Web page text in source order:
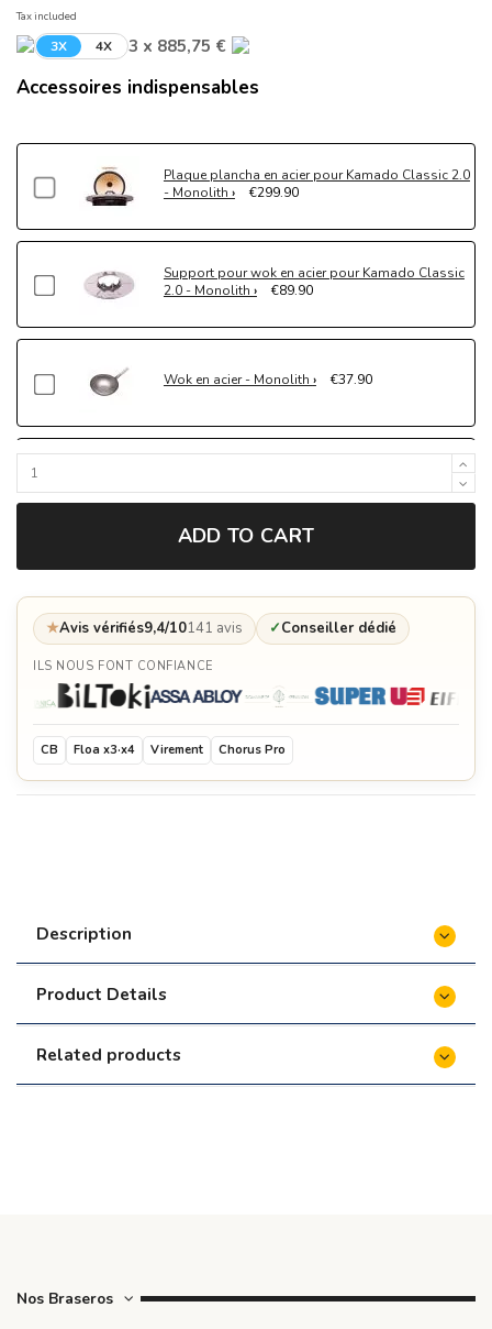
Tax included
3X 4X 3 x 885,75 €
Accessoires indispensables
Plaque plancha en acier pour Kamado Classic 2.0
- Monolith
€299.90
Support pour wok en acier pour Kamado Classic
2.0 - Monolith
€89.90
Wok en acier - Monolith €37.90
Chariot en bois Buggy pour Kamado Classic 2.0
€169.90
Demi grille en fonte pour Kamado Classic 2.0 -
Monolith
Demi plancha en fonte pour Kamado Classic 2.0
- Monolith
€79.90
Classic 2.0 et LeChef 2.0 - Monolith
€799.90
ADD TO CART
★Avis vérifiés9,4/10141 avis ✓Conseiller dédié
ILS NOUS FONT CONFIANCE
CB Floa x3·x4 Virement Chorus Pro
Description
Product Details
Related products
Nos Braseros